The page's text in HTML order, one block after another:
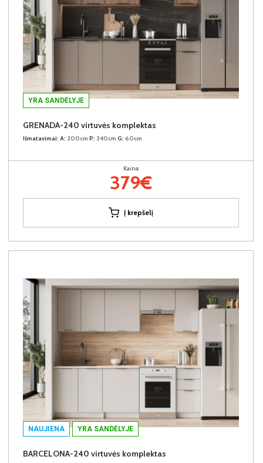
YRA SANDĖLYJE
GRENADA-240 virtuvės komplektas
Išmatavimai: A: 200cm P: 240cm G: 60cm
Kaina:
379€
Į krepšelį
NAUJIENA YRA SANDĖLYJE
BARCELONA-240 virtuvės komplektas